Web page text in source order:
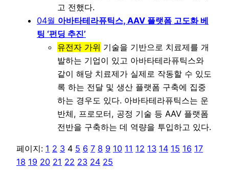
고 전했다.
04월 아바타테라퓨틱스, AAV 플랫폼 고도화 베
팅 ‘펀딩 추진’
유전자 가위 기술을 기반으로 치료제를 개
발하는 기업이 있고 아바타테라퓨틱스와
같이 해당 치료제가 실제로 작동할 수 있도
록 하는 전달 및 생산 플랫폼 구축에 집중
하는 경우도 있다. 아바타테라퓨틱스는 운
반체, 프로모터, 공정 기술 등 AAV 플랫폼
전반을 구축하는 데 역량을 투입하고 있다.
페이지: 1 2 3 4 5 6 7 8 9 10 11 12 13 14 15 16 17
18 19 20 21 22 23 24 25